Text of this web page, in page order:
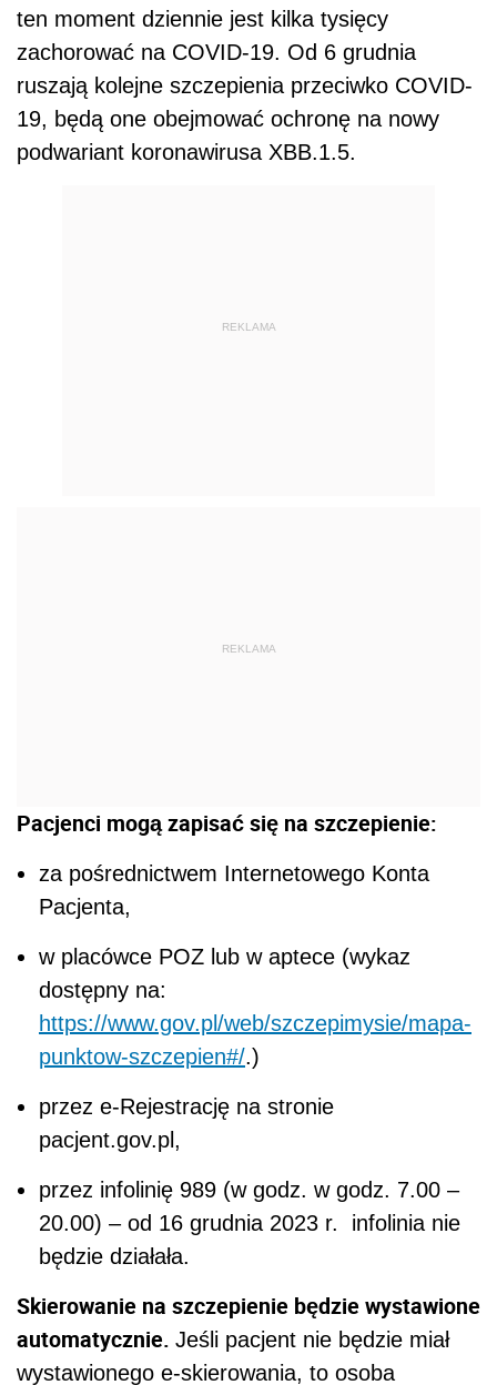
ten moment dziennie jest kilka tysięcy
zachorować na COVID-19. Od 6 grudnia
ruszają kolejne szczepienia przeciwko COVID-
19, będą one obejmować ochronę na nowy
podwariant koronawirusa XBB.1.5.
REKLAMA
REKLAMA
Pacjenci mogą zapisać się na szczepienie:
za pośrednictwem Internetowego Konta
Pacjenta,
w placówce POZ lub w aptece (wykaz
dostępny na:
https://www.gov.pl/web/szczepimysie/mapa-
punktow-szczepien#/.)
przez e-Rejestrację na stronie
pacjent.gov.pl,
przez infolinię 989 (w godz. w godz. 7.00 –
20.00) – od 16 grudnia 2023 r. infolinia nie
będzie działała.
Skierowanie na szczepienie będzie wystawione
automatycznie. Jeśli pacjent nie będzie miał
wystawionego e-skierowania, to osoba